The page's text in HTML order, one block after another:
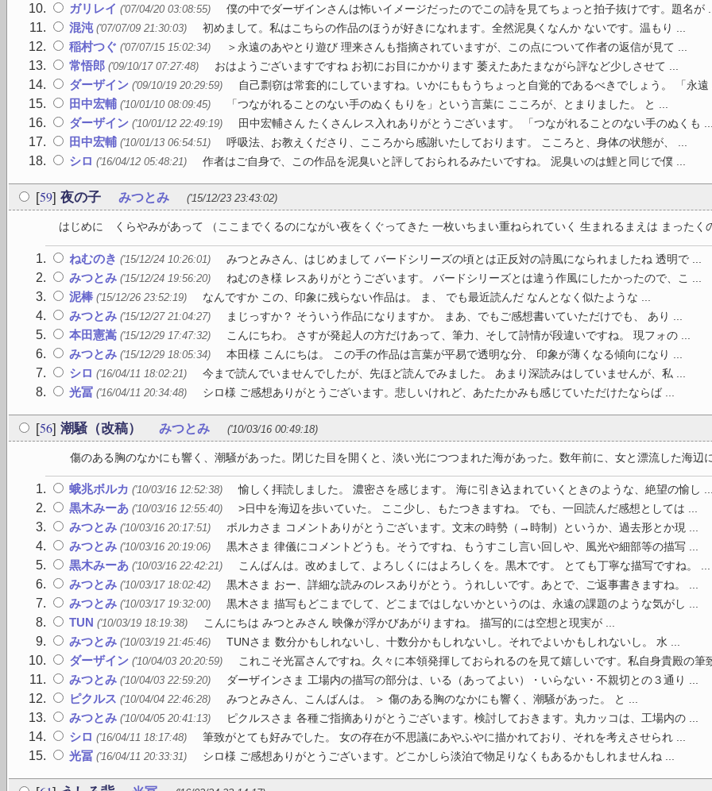
ガリレイ ('07/04/20 03:08:55) 僕の中でダーザインさんは怖いイメージだったのでこの詩を見てちょっと拍子抜けです。題名が ...
混沌 ('07/07/09 21:30:03) 初めまして。私はこちらの作品のほうが好きになれます。全然泥臭くなんか ないです。温もり ...
稲村つぐ ('07/07/15 15:02:34) ＞永遠のあやとり遊び 理来さんも指摘されていますが、この点について作者の返信が見て ...
常悟郎 ('09/10/17 07:27:48) おはようございますですね お初にお目にかかります 萎えたあたまながら評など少しさせて ...
ダーザイン ('09/10/19 20:29:59) 自己剽窃は常套的にしていますね。いかにももうちょっと自覚的であるべきでしょう。 「永遠
田中宏輔 ('10/01/10 08:09:45) 「つながれることのない手のぬくもりを」という言葉に こころが、とまりました。 と ...
ダーザイン ('10/01/12 22:49:19) 田中宏輔さん たくさんレス入れありがとうございます。 「つながれることのない手のぬくも ...
田中宏輔 ('10/01/13 06:54:51) 呼吸法、お教えくださり、こころから感謝いたしております。 こころと、身体の状態が、 ...
シロ ('16/04/12 05:48:21) 作者はご自身で、この作品を泥臭いと評しておられるみたいですね。 泥臭いのは鯉と同じで僕 ...
[59] 夜の子 みつとみ ('15/12/23 23:43:02)
はじめに くらやみがあって （ここまでくるのにながい夜をくぐってきた 一枚いちまい重ねられていく 生まれるまえは まった
ねむのき ('15/12/24 10:26:01) みつとみさん、はじめまして バードシリーズの頃とは正反対の詩風になられましたね 透明で ...
みつとみ ('15/12/24 19:56:20) ねむのき様 レスありがとうございます。 バードシリーズとは違う作風にしたかったので、こ ...
泥棒 ('15/12/26 23:52:19) なんですか この、印象に残らない作品は。 ま、 でも最近読んだ なんとなく似たような ...
みつとみ ('15/12/27 21:04:27) まじっすか？ そういう作品になりますか。 まあ、でもご感想書いていただけでも、 あり ...
本田憲嵩 ('15/12/29 17:47:32) こんにちわ。 さすが発起人の方だけあって、筆力、そして詩情が段違いですね。 現フォの ...
みつとみ ('15/12/29 18:05:34) 本田様 こんにちは。 この手の作品は言葉が平易で透明な分、 印象が薄くなる傾向になり ...
シロ ('16/04/11 18:02:21) 今まで読んでいませんでしたが、先ほど読んでみました。 あまり深読みはしていませんが、私 ...
光冨 ('16/04/11 20:34:48) シロ様 ご感想ありがとうございます。悲しいけれど、あたたかみも感じていただけたならば ...
[56] 潮騒（改稿） みつとみ ('10/03/16 00:49:18)
傷のある胸のなかにも響く、潮騒があった。閉じた目を開くと、淡い光につつまれた海があった。数年前に、女と漂流した海辺
蛾兆ボルカ ('10/03/16 12:52:38) 愉しく拝読しました。 濃密さを感じます。 海に引き込まれていくときのような、絶望の愉し ...
黒木みーあ ('10/03/16 12:55:40) >日中を海辺を歩いていた。 ここ少し、もたつきますね。 でも、一回読んだ感想としては ...
みつとみ ('10/03/16 20:17:51) ボルカさま コメントありがとうございます。文末の時勢（→時制）というか、過去形とか現 ...
みつとみ ('10/03/16 20:19:06) 黒木さま 律儀にコメントどうも。そうですね、もうすこし言い回しや、風光や細部等の描写 ...
黒木みーあ ('10/03/16 22:42:21) こんばんは。改めまして、よろしくにはよろしくを。黒木です。 とても丁寧な描写ですね。 ...
みつとみ ('10/03/17 18:02:42) 黒木さま おー、詳細な読みのレスありがとう。うれしいです。あとで、ご返事書きますね。 ...
みつとみ ('10/03/17 19:32:00) 黒木さま 描写もどこまでして、どこまではしないかというのは、永遠の課題のような気がし ...
TUN ('10/03/19 18:19:38) こんにちは みつとみさん 映像が浮かびあがりますね。 描写的には空想と現実が ...
みつとみ ('10/03/19 21:45:46) TUNさま 数分かもしれないし、十数分かもしれないし。それでよいかもしれないし。 水 ...
ダーザイン ('10/04/03 20:20:59) これこそ光冨さんですね。久々に本領発揮しておられるのを見て嬉しいです。私自身貴殿の筆
みつとみ ('10/04/03 22:59:20) ダーザインさま 工場内の描写の部分は、いる（あってよい）・いらない・不親切との３通り ...
ピクルス ('10/04/04 22:46:28) みつとみさん、こんばんは。 ＞ 傷のある胸のなかにも響く、潮騒があった。 と ...
みつとみ ('10/04/05 20:41:13) ピクルスさま 各種ご指摘ありがとうございます。検討しておきます。丸カッコは、工場内の ...
シロ ('16/04/11 18:17:48) 筆致がとても好みでした。 女の存在が不思議にあやふやに描かれており、それを考えさせられ ...
光冨 ('16/04/11 20:33:31) シロ様 ご感想ありがとうございます。どこかしら淡泊で物足りなくもあるかもしれませんね ...